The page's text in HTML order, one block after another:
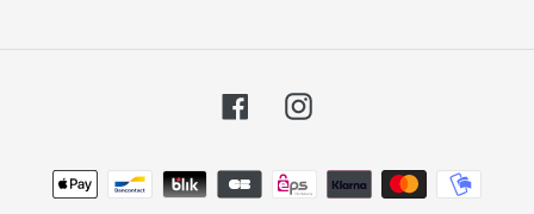
FacebookInstagram
Moyens